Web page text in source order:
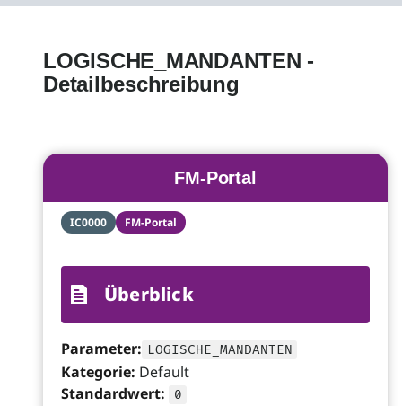
LOGISCHE_MANDANTEN -
Detailbeschreibung
FM-Portal
IC0000 FM-Portal
Überblick
Parameter: LOGISCHE_MANDANTEN
Kategorie: Default
Standardwert:
0